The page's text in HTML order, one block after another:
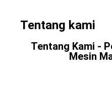
Tentang kami
Tentang Kami -
Mesin